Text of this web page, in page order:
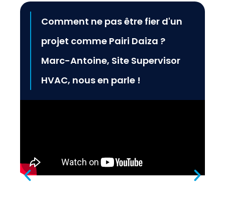
Comment ne pas être fier d'un
projet comme Pairi Daiza ?
Marc-Antoine, Site Supervisor
HVAC, nous en parle !